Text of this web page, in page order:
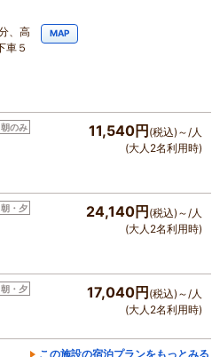
、高
車５
MAP
朝のみ 11,540円 (税込)～/人
(大人2名利用時)
朝・夕 24,140円 (税込)～/人
(大人2名利用時)
朝・夕 17,040円 (税込)～/人
(大人2名利用時)
この施設の宿泊プランをもっとみる